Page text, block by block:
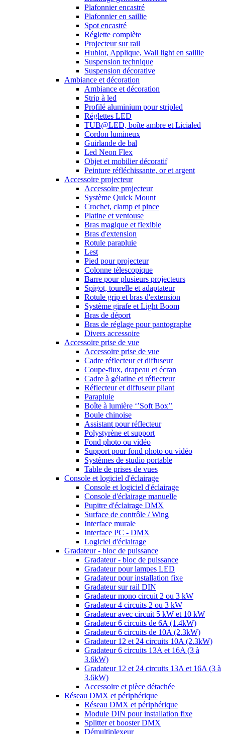
Plafonnier encastré
Plafonnier en saillie
Spot encastré
Réglette complète
Projecteur sur rail
Hublot, Applique, Wall light en saillie
Suspension technique
Suspension décorative
Ambiance et décoration
Ambiance et décoration
Strip à led
Profilé aluminium pour stripled
Réglettes LED
TUB@LED, boîte ambre et Licialed
Cordon lumineux
Guirlande de bal
Led Neon Flex
Objet et mobilier décoratif
Peinture réfléchissante, or et argent
Accessoire projecteur
Accessoire projecteur
Système Quick Mount
Crochet, clamp et pince
Platine et ventouse
Bras magique et flexible
Bras d'extension
Rotule parapluie
Lest
Pied pour projecteur
Colonne télescopique
Barre pour plusieurs projecteurs
Spigot, tourelle et adaptateur
Rotule grip et bras d'extension
Système girafe et Light Boom
Bras de déport
Bras de réglage pour pantographe
Divers accessoire
Accessoire prise de vue
Accessoire prise de vue
Cadre réflecteur et diffuseur
Coupe-flux, drapeau et écran
Cadre à gélatine et réflecteur
Réflecteur et diffuseur pliant
Parapluie
Boîte à lumière ‘’Soft Box’’
Boule chinoise
Assistant pour réflecteur
Polystyrène et support
Fond photo ou vidéo
Support pour fond photo ou vidéo
Systèmes de studio portable
Table de prises de vues
Console et logiciel d'éclairage
Console et logiciel d'éclairage
Console d'éclairage manuelle
Pupitre d'éclairage DMX
Surface de contrôle / Wing
Interface murale
Interface PC - DMX
Logiciel d'éclairage
Gradateur - bloc de puissance
Gradateur - bloc de puissance
Gradateur pour lampes LED
Gradateur pour installation fixe
Gradateur sur rail DIN
Gradateur mono circuit 2 ou 3 kW
Gradateur 4 circuits 2 ou 3 kW
Gradateur avec circuit 5 kW et 10 kW
Gradateur 6 circuits de 6A (1.4kW)
Gradateur 6 circuits de 10A (2.3kW)
Gradateur 12 et 24 circuits 10A (2.3kW)
Gradateur 6 circuits 13A et 16A (3 à
3.6kW)
Gradateur 12 et 24 circuits 13A et 16A (3 à
3.6kW)
Accessoire et pièce détachée
Réseau DMX et périphérique
Réseau DMX et périphérique
Module DIN pour installation fixe
Splitter et booster DMX
Démultiplexeur